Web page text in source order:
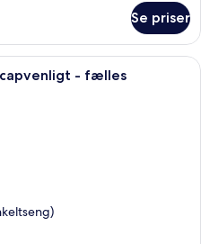
Se priser
Et sovesalværelse med køjesenge,
- fælles